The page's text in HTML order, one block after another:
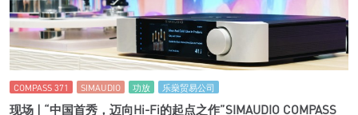
COMPASS 371 SIMAUDIO 功放 乐燊贸易公司
现场 | “中国首秀，迈向Hi-Fi的起点之作”SIMAUDIO COMPASS